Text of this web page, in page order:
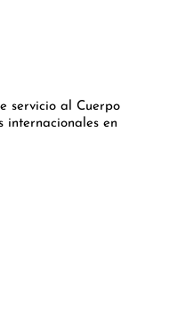
servicio al Cuerpo
internacionales en